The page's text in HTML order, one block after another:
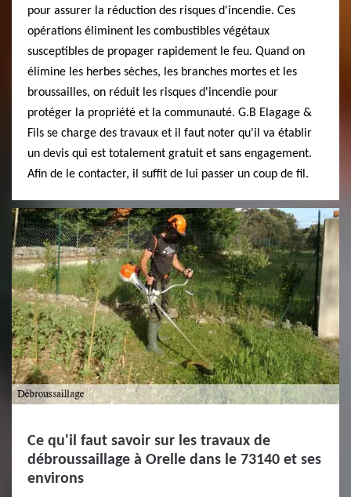
pour assurer la réduction des risques d'incendie. Ces
opérations éliminent les combustibles végétaux
susceptibles de propager rapidement le feu. Quand on
élimine les herbes sèches, les branches mortes et les
broussailles, on réduit les risques d'incendie pour
protéger la propriété et la communauté. G.B Elagage &
Fils se charge des travaux et il faut noter qu'il va établir
un devis qui est totalement gratuit et sans engagement.
Afin de le contacter, il suffit de lui passer un coup de fil.
Ce qu'il faut savoir sur les travaux de
débroussaillage à Orelle dans le 73140 et ses
environs